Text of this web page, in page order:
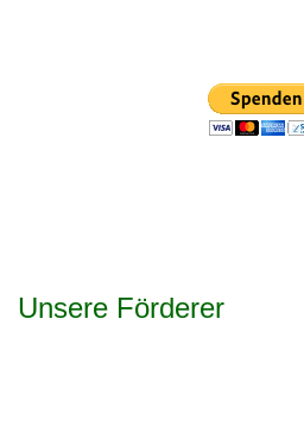
Unsere Förderer